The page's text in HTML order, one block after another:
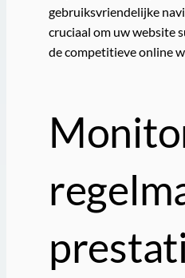
gebruiksvriendelijke
cruciaal om uw website
de competitieve online